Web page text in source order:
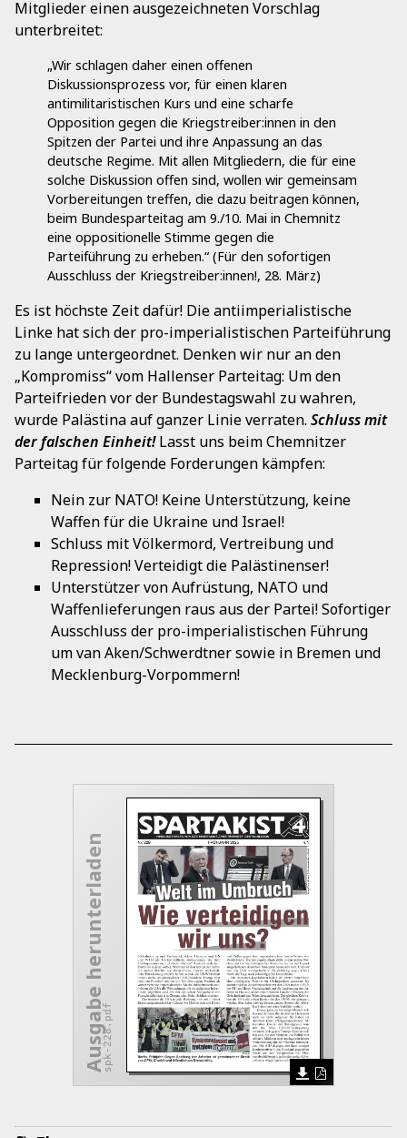
Mitglieder einen ausgezeichneten Vorschlag
unterbreitet:
„Wir schlagen daher einen offenen
Diskussionsprozess vor, für einen klaren
antimilitaristischen Kurs und eine scharfe
Opposition gegen die Kriegstreiber:innen in den
Spitzen der Partei und ihre Anpassung an das
deutsche Regime. Mit allen Mitgliedern, die für eine
solche Diskussion offen sind, wollen wir gemeinsam
Vorbereitungen treffen, die dazu beitragen können,
beim Bundesparteitag am 9./10. Mai in Chemnitz
eine oppositionelle Stimme gegen die
Parteiführung zu erheben.“ (Für den sofortigen
Ausschluss der Kriegstreiber:innen!, 28. März)
Es ist höchste Zeit dafür! Die antiimperialistische
Linke hat sich der pro-imperialistischen Parteiführung
zu lange untergeordnet. Denken wir nur an den
„Kompromiss“ vom Hallenser Parteitag: Um den
Parteifrieden vor der Bundestagswahl zu wahren,
wurde Palästina auf ganzer Linie verraten. Schluss mit
der falschen Einheit!Lasst uns beim Chemnitzer
Parteitag für folgende Forderungen kämpfen:
Nein zur NATO! Keine Unterstützung, keine
Waffen für die Ukraine und Israel!
Schluss mit Völkermord, Vertreibung und
Repression! Verteidigt die Palästinenser!
Unterstützer von Aufrüstung, NATO und
Waffenlieferungen raus aus der Partei! Sofortiger
Ausschluss der pro-imperialistischen Führung
um van Aken/Schwerdtner sowie in Bremen und
Mecklenburg-Vorpommern!
Ausgabe herunterladenspk-228.pdf